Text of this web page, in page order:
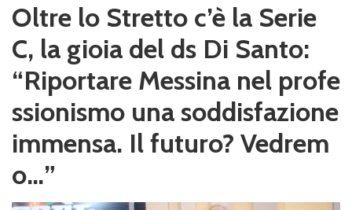
Oltre lo Stretto c’è la Serie
C, la gioia del ds Di Santo:
“Riportare Messina nel profe
ssionismo una soddisfazione
immensa. Il futuro? Vedrem
o…”